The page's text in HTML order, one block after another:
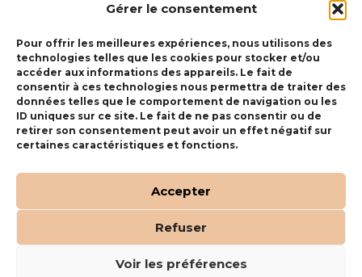
Gérer le consentement
Pour offrir les meilleures expériences, nous utilisons des
technologies telles que les cookies pour stocker et/ou
accéder aux informations des appareils. Le fait de
consentir à ces technologies nous permettra de traiter des
données telles que le comportement de navigation ou les
ID uniques sur ce site. Le fait de ne pas consentir ou de
retirer son consentement peut avoir un effet négatif sur
certaines caractéristiques et fonctions.
Accepter
Refuser
Voir les préférences
460 Avenue Alain Le
bbsmarine@bbs-
marine.fr
Fixe:04 27 50 24 50
Mobile:06 69 44 48 83
Orocom .